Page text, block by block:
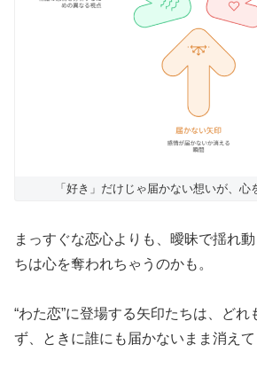
「好き」だけじゃ届かない想いが、心
まっすぐな恋心よりも、曖昧で揺れ
ちは心を奪われちゃうのかも。
“わた恋”に登場する矢印たちは、ど
ず、ときに誰にも届かないまま消え